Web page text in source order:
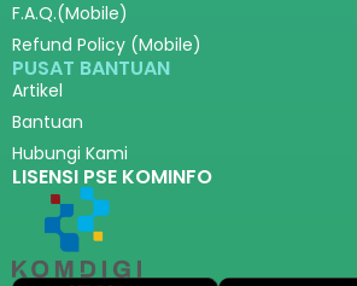
F.A.Q.(Mobile)
Refund Policy (Mobile)
PUSAT BANTUAN
Artikel
Bantuan
Hubungi Kami
LISENSI PSE KOMINFO